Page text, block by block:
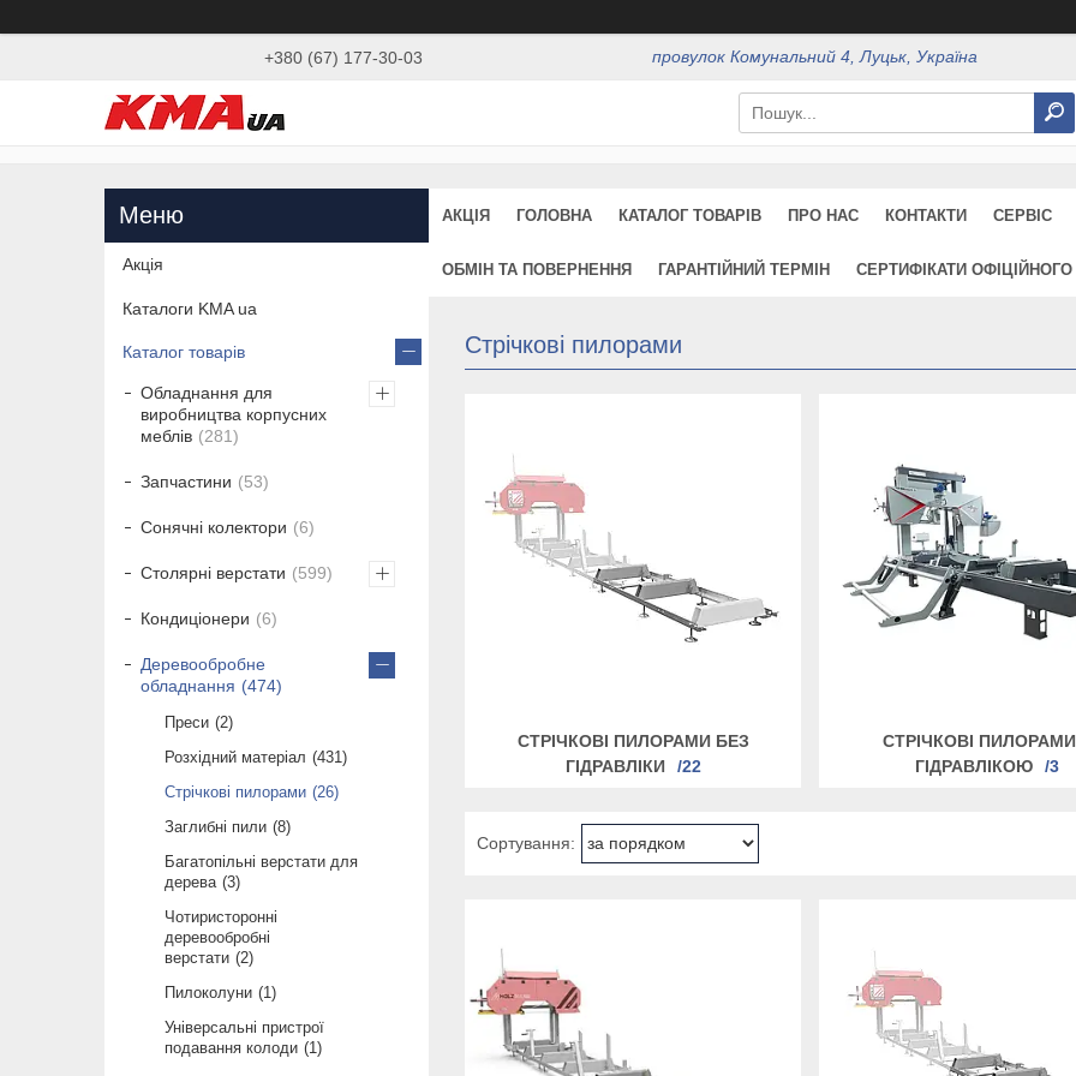
+380 (67) 177-30-03 провулок Комунальний 4, Луцьк, Україна
АКЦІЯ ГОЛОВНА КАТАЛОГ ТОВАРІВ ПРО НАС КОНТАКТИ СЕРВІС
ОБМІН ТА ПОВЕРНЕННЯ ГАРАНТІЙНИЙ ТЕРМІН СЕРТИФІКАТИ
Стрічкові пилорами
СТРІЧКОВІ ПИЛОРАМИ БЕЗ
ГІДРАВЛІКИ
22
СТРІЧКОВІ
ГІДРАВЛІКОЮ
3
Акція
Каталоги KMA ua
Каталог товарів
Обладнання для
виробництва корпусних
меблів
281
Запчастини 53
Сонячні колектори 6
Столярні верстати 599
Кондиціонери 6
Деревообробне
обладнання
474
Преси
2
Розхідний матеріал
431
Стрічкові пилорами
26
Заглибні пили 8
Багатопільні верстати для
дерева 3
Чотиристоронні
деревообробні
верстати
2
Пилоколуни
1
Універсальні пристрої
подавання колоди
1